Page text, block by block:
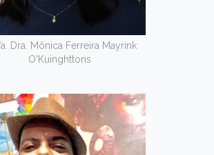
Dra. Mônica Ferreira Mayrink
O'Kuinghttons